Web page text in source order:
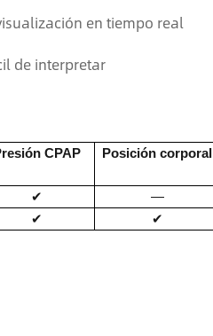
en tiempo real
de interpretar
CPAP Posición corporal
✔
—
✔
✔